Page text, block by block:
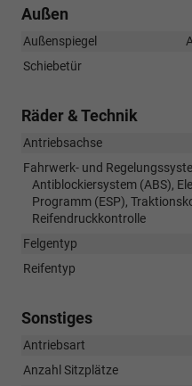
Außen
Außenspiegel
Schiebetür
Räder & Technik
Antriebsachse
Fahrwerk- und
Antiblockiersystem (ABS),
Programm (ESP),
Reifendruckkontrolle
Felgentyp
Reifentyp
Sonstiges
Antriebsart
Anzahl Sitzplätze